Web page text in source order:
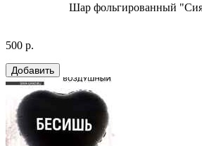
Шар фольгированный
500 р.